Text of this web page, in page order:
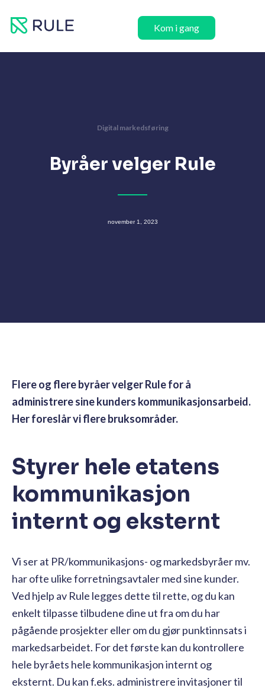
rett
Kom i gang
Digital markedsføring
Byråer velger Rule
november 1, 2023
Flere og flere byråer velger Rule for å
administrere sine kunders kommunikasjonsarbeid.
Her foreslår vi flere bruksområder.
Styrer hele etatens
kommunikasjon
internt og eksternt
Vi ser at PR/kommunikasjons- og markedsbyråer mv.
har ofte ulike forretningsavtaler med sine kunder.
Ved hjelp av Rule legges dette til rette, og du kan
enkelt tilpasse tilbudene dine ut fra om du har
pågående prosjekter eller om du gjør punktinnsats i
markedsarbeidet. For det første kan du kontrollere
hele byråets hele kommunikasjon internt og
eksternt. Du kan f.eks. administrere invitasjoner til